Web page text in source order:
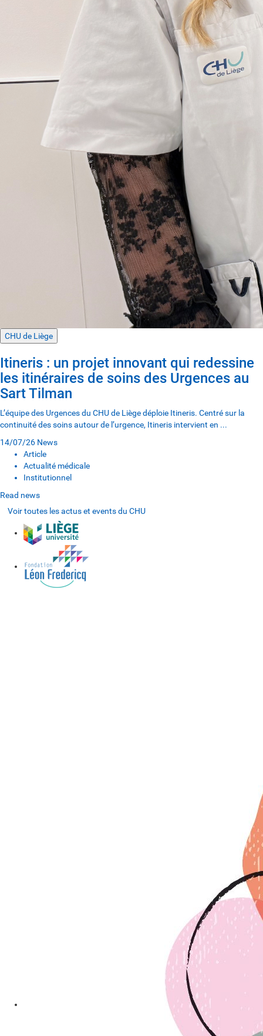
CHU de Liège
Itineris : un projet innovant qui redessine
les itinéraires de soins des Urgences au
Sart Tilman
L’équipe des Urgences du CHU de Liège déploie Itineris. Centré sur la
continuité des soins autour de l’urgence, Itineris intervient en ...
14/07/26 News
Article
Actualité médicale
Institutionnel
Read news
Voir toutes les actus et events du CHU